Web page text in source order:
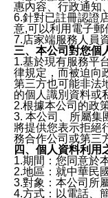
惠內容、行政通知
6.針對已註冊認證
意,可以利用電子郵
7.店家端服務人員
三、本公司對您個
1.基於現有服務平
律規定，而被迫向
第三方也可能非法
的個人識別資料或
2.根據本公司的政
3. 本公司、所屬集
將提供您表示拒絕
務合作公司或第三
四、個人資料利用
1.期間：您同意於
2.地區：就中華民
3.對象：本公司所
4.方式：以電話、